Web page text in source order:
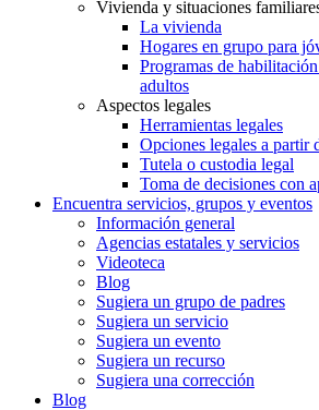
Vivienda y situaciones
La vivienda
Hogares en grupo para
Programas de
adultos
Aspectos legales
Herramientas legales
Opciones legales a partir
Tutela o custodia legal
Toma de decisiones con
Encuentra servicios, grupos y eventos
Información general
Agencias estatales y servicios
Videoteca
Blog
Sugiera un grupo de padres
Sugiera un servicio
Sugiera un evento
Sugiera un recurso
Sugiera una corrección
Blog